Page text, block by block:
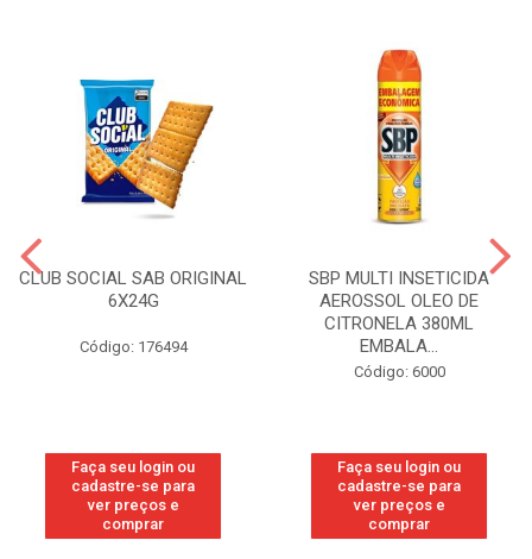
CLUB SOCIAL SAB ORIGINAL
6X24G
Código: 176494
Faça seu login ou
cadastre-se para
ver preços e
comprar
SBP MULTI INSETICIDA
AEROSSOL OLEO DE
CITRONELA 380ML
EMBALA...
Código: 6000
Faça seu login ou
cadastre-se para
ver preços e
comprar